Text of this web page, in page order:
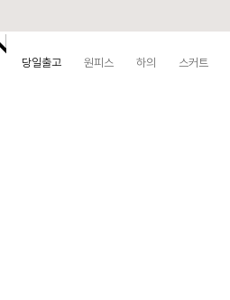
당일출고 원피스 하의 스커트